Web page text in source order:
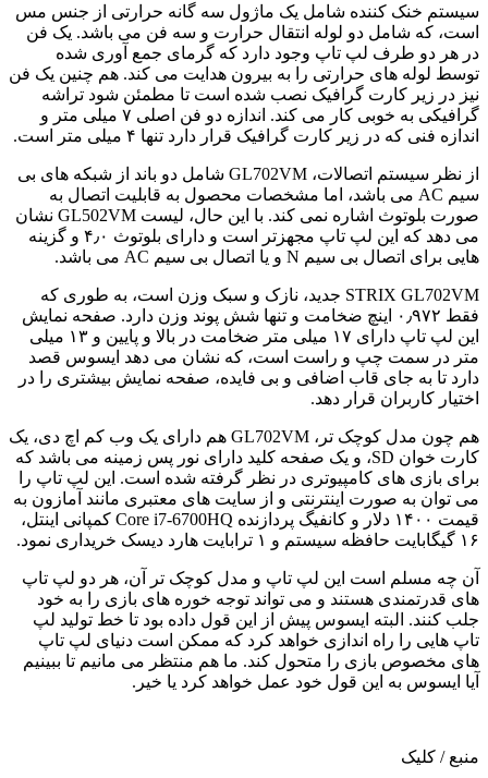
سیستم خنک کننده شامل یک ماژول سه گانه حرارتی از جنس مس
است، که شامل دو لوله انتقال حرارت و سه فن می باشد. یک فن
در هر دو طرف لپ تاپ وجود دارد که گرمای جمع آوری شده
توسط لوله های حرارتی را به بیرون هدایت می کند. هم چنین یک فن
نیز در زیر کارت گرافیک نصب شده است تا مطمئن شود تراشه
گرافیکی به خوبی کار می کند. اندازه دو فن اصلی ۷ میلی متر و
اندازه فنی که در زیر کارت گرافیک قرار دارد تنها ۴ میلی متر است.
از نظر سیستم اتصالات، GL702VM شامل دو باند از شبکه های بی
سیم AC می باشد، اما مشخصات محصول به قابلیت اتصال به
صورت بلوتوث اشاره نمی کند. با این حال، لیست GL502VM نشان
می دهد که این لپ تاپ مجهزتر است و دارای بلوتوث ۴٫۰ و گزینه
هایی برای اتصال بی سیم N و یا اتصال بی سیم AC می باشد.
STRIX GL702VM جدید، نازک و سبک وزن است، به طوری که
فقط ۰٫۹۷۲ اینچ ضخامت و تنها شش پوند وزن دارد. صفحه نمایش
این لپ تاپ دارای ۱۷ میلی متر ضخامت در بالا و پایین و ۱۳ میلی
متر در سمت چپ و راست است، که نشان می دهد ایسوس قصد
دارد تا به جای قاب اضافی و بی فایده، صفحه نمایش بیشتری را در
اختیار کاربران قرار دهد.
هم چون مدل کوچک تر، GL702VM هم دارای یک وب کم اچ دی، یک
کارت خوان SD، و یک صفحه کلید دارای نور پس زمینه می باشد که
برای بازی های کامپیوتری در نظر گرفته شده است. این لپ تاپ را
می توان به صورت اینترنتی و از سایت های معتبری مانند آمازون به
قیمت ۱۴۰۰ دلار و کانفیگ پردازنده Core i7-6700HQ کمپانی اینتل،
۱۶ گیگابایت حافظه سیستم و ۱ ترابایت هارد دیسک خریداری نمود.
آن چه مسلم است این لپ تاپ و مدل کوچک تر آن، هر دو لپ تاپ
های قدرتمندی هستند و می تواند توجه خوره های بازی را به خود
جلب کنند. البته ایسوس پیش از این قول داده بود تا خط تولید لپ
تاپ هایی را راه اندازی خواهد کرد که ممکن است دنیای لپ تاپ
های مخصوص بازی را متحول کند. ما هم منتظر می مانیم تا ببینیم
آیا ایسوس به این قول خود عمل خواهد کرد یا خیر.
منبع / کلیک